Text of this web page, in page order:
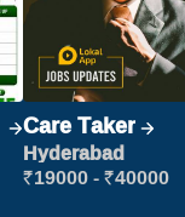
Care Taker
Hyderabad
₹19000 - ₹40000